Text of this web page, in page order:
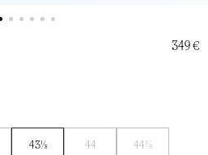
349 €
43⅓ 44 44⅔